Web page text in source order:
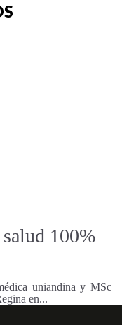
100%
uniandina y MSc
en...